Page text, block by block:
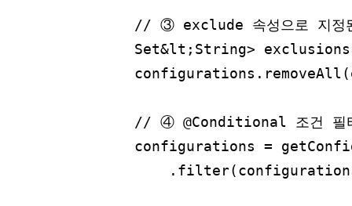
// ③ exclude 속성으로 지정
Set&lt;String>
// ④ @Conditional 조건 필
configurations =